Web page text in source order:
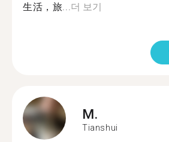
生活，旅...더 보기
M.
Tianshui